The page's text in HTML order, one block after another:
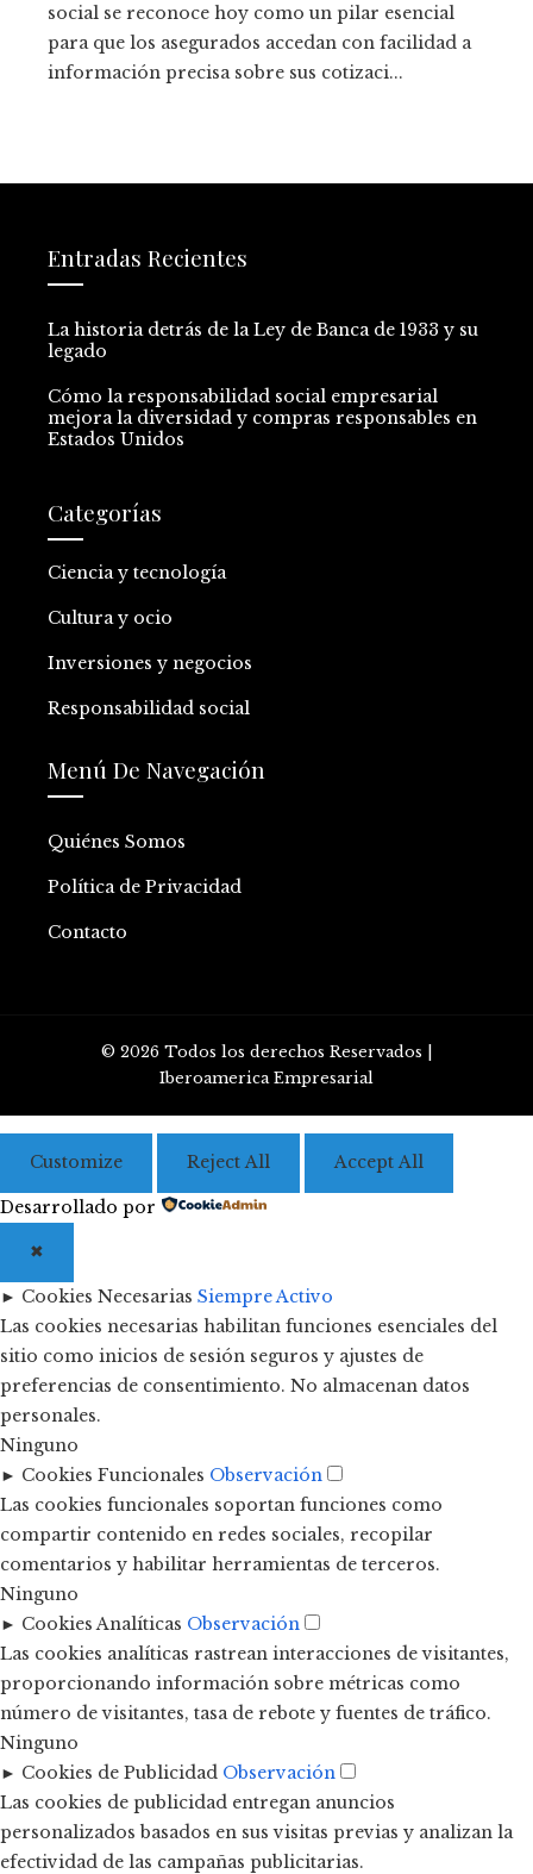
social se reconoce hoy como un pilar esencial
para que los asegurados accedan con facilidad a
información precisa sobre sus cotizaci...
Entradas Recientes
La historia detrás de la Ley de Banca de 1933 y su
legado
Cómo la responsabilidad social empresarial
mejora la diversidad y compras responsables en
Estados Unidos
Categorías
Ciencia y tecnología
Cultura y ocio
Inversiones y negocios
Responsabilidad social
Menú De Navegación
Quiénes Somos
Política de Privacidad
Contacto
© 2026 Todos los derechos Reservados |
Iberoamerica Empresarial
Customize Reject All Accept All
Desarrollado por
✖
► Cookies Necesarias Siempre Activo
Las cookies necesarias habilitan funciones esenciales del
sitio como inicios de sesión seguros y ajustes de
preferencias de consentimiento. No almacenan datos
personales.
Ninguno
► Cookies Funcionales Observación
Las cookies funcionales soportan funciones como
compartir contenido en redes sociales, recopilar
comentarios y habilitar herramientas de terceros.
Ninguno
► Cookies Analíticas Observación
Las cookies analíticas rastrean interacciones de visitantes,
proporcionando información sobre métricas como
número de visitantes, tasa de rebote y fuentes de tráfico.
Ninguno
► Cookies de Publicidad Observación
Las cookies de publicidad entregan anuncios
personalizados basados en sus visitas previas y analizan la
efectividad de las campañas publicitarias.